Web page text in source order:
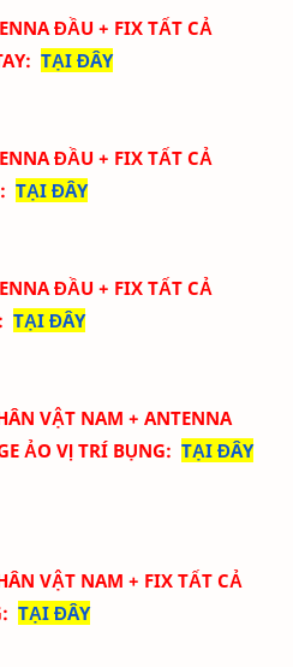
ĐẦU + FIX TẤT CẢ
: TẠI ĐÂY
ĐẦU + FIX TẤT CẢ
: TẠI ĐÂY
ĐẦU + FIX TẤT CẢ
: TẠI ĐÂY
VẬT NAM + ANTENNA
ẢO VỊ TRÍ BỤNG: TẠI ĐÂY
VẬT NAM + FIX TẤT CẢ
: TẠI ĐÂY